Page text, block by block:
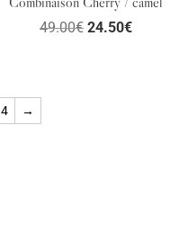
49.00€ Le
24.50€Le
4 →